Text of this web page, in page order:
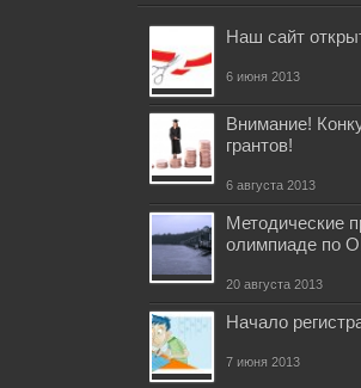
Наш сайт
6 июня 2013
Внимание!
грантов!
6 августа 2013
Методические
олимпиаде по
20 августа 2013
Начало
7 июня 2013